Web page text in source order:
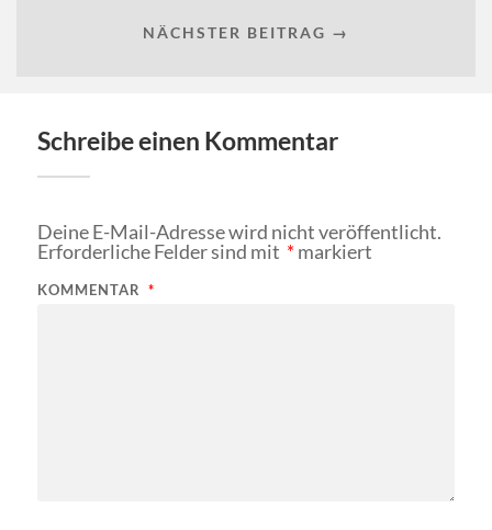
NÄCHSTER BEITRAG →
Schreibe einen Kommentar
Deine E-Mail-Adresse wird nicht veröffentlicht.
Erforderliche Felder sind mit *markiert
KOMMENTAR *